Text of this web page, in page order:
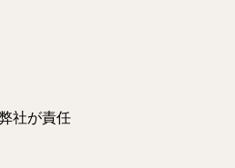
社が責任